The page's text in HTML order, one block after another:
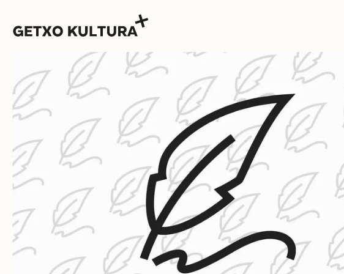
AGENDA
MUXIKEBARRI
KONTAKTUA